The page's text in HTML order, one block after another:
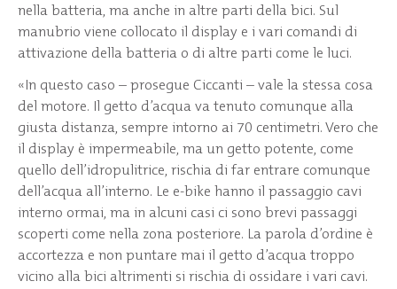
nella batteria, ma anche in altre parti della bici. Sul
manubrio viene collocato il display e i vari comandi di
attivazione della batteria o di altre parti come le luci.
«In questo caso – prosegue Ciccanti – vale la stessa cosa
del motore. Il getto d’acqua va tenuto comunque alla
giusta distanza, sempre intorno ai 70 centimetri. Vero che
il display è impermeabile, ma un getto potente, come
quello dell’idropulitrice, rischia di far entrare comunque
dell’acqua all’interno. Le e-bike hanno il passaggio cavi
interno ormai, ma in alcuni casi ci sono brevi passaggi
scoperti come nella zona posteriore. La parola d’ordine è
accortezza e non puntare mai il getto d’acqua troppo
vicino alla bici altrimenti si rischia di ossidare i vari cavi.